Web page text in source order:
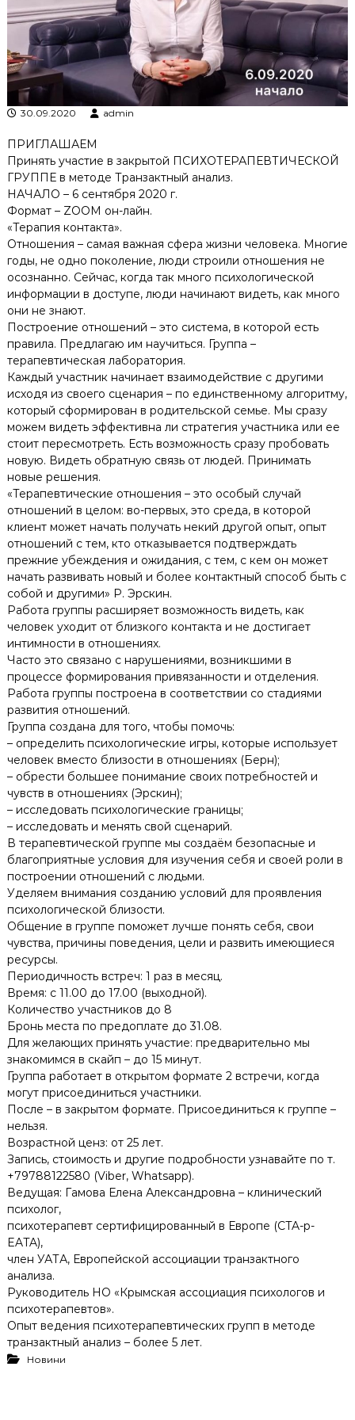
к
ц
і
й
г
о
з
у
30.09.2020 admin
ПРИГЛАШАЕМ
Принять участие в закрытой ПСИХОТЕРАПЕВТИЧЕСКОЙ
ГРУППЕ в методе Транзактный анализ.
НАЧАЛО – 6 сентября 2020 г.
Формат – ZOOM он-лайн.
«Терапия контакта».
Отношения – самая важная сфера жизни человека. Многие
годы, не одно поколение, люди строили отношения не
осознанно. Сейчас, когда так много психологической
информации в доступе, люди начинают видеть, как много
они не знают.
Построение отношений – это система, в которой есть
правила. Предлагаю им научиться. Группа –
терапевтическая лаборатория.
Каждый участник начинает взаимодействие с другими
исходя из своего сценария – по единственному алгоритму,
который сформирован в родительской семье. Мы сразу
можем видеть эффективна ли стратегия участника или ее
стоит пересмотреть. Есть возможность сразу пробовать
новую. Видеть обратную связь от людей. Принимать
новые решения.
«Терапевтические отношения – это особый случай
отношений в целом: во-первых, это среда, в которой
клиент может начать получать некий другой опыт, опыт
отношений с тем, кто отказывается подтверждать
прежние убеждения и ожидания, с тем, с кем он может
начать развивать новый и более контактный способ быть с
собой и другими» Р. Эрскин.
Работа группы расширяет возможность видеть, как
человек уходит от близкого контакта и не достигает
интимности в отношениях.
Часто это связано с нарушениями, возникшими в
процессе формирования привязанности и отделения.
Работа группы построена в соответствии со стадиями
развития отношений.
Группа создана для того, чтобы помочь:
– определить психологические игры, которые использует
человек вместо близости в отношениях (Берн);
– обрести большее понимание своих потребностей и
чувств в отношениях (Эрскин);
– исследовать психологические границы;
– исследовать и менять свой сценарий.
В терапевтической группе мы создаём безопасные и
благоприятные условия для изучения себя и своей роли в
построении отношений с людьми.
Уделяем внимания созданию условий для проявления
психологической близости.
Общение в группе поможет лучше понять себя, свои
чувства, причины поведения, цели и развить имеющиеся
ресурсы.
Периодичность встреч: 1 раз в месяц.
Время: с 11.00 до 17.00 (выходной).
Количество участников до 8
Бронь места по предоплате до 31.08.
Для желающих принять участие: предварительно мы
знакомимся в скайп – до 15 минут.
Группа работает в открытом формате 2 встречи, когда
могут присоединиться участники.
После – в закрытом формате. Присоединиться к группе –
нельзя.
Возрастной ценз: от 25 лет.
Запись, стоимость и другие подробности узнавайте по т.
+79788122580 (Viber, Whatsapp).
Ведущая: Гамова Елена Александровна – клинический
психолог,
психотерапевт сертифицированный в Европе (CTA-p-
EATA),
член УАТА, Европейской ассоциации транзактного
анализа.
Руководитель НО «Крымская ассоциация психологов и
психотерапевтов».
Опыт ведения психотерапевтических групп в методе
транзактный анализ – более 5 лет.
Новини